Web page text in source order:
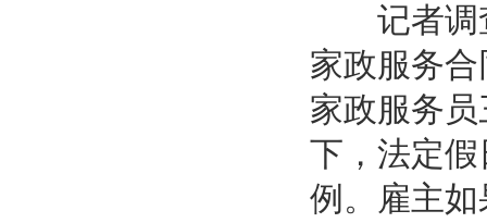
记者调查
家政服务
家政服务
下，法定
例。雇主